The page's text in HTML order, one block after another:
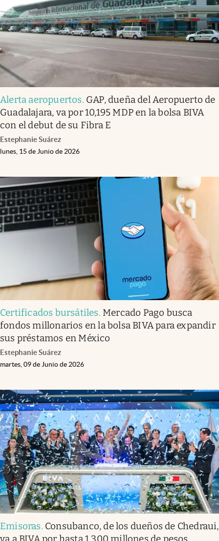
Alerta aeropuertos. GAP, dueña del Aeropuerto de
Guadalajara, va por 10,195 MDP en la bolsa BIVA
con el debut de su Fibra E
Estephanie Suárez
lunes, 15 de Junio de 2026
Certificados bursátiles. Mercado Pago busca
fondos millonarios en la bolsa BIVA para expandir
sus préstamos en México
Estephanie Suárez
martes, 09 de Junio de 2026
Emisoras. Consubanco, de los dueños de Chedraui,
va a BIVA por hasta 1,300 millones de pesos